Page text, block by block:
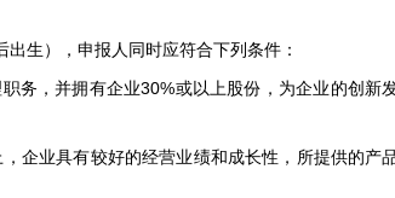
生），申报人同时应符合下列条件：
务，并拥有企业30%或以上股份，为企业的创新
企业具有较好的经营业绩和成长性，所提供的产